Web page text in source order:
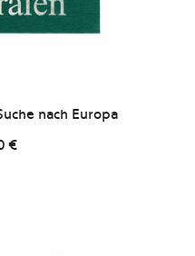
nach Europa
€